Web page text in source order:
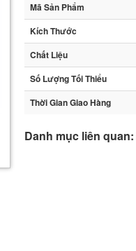
Mã Sản Phẩm
Kích Thước
Chất Liệu
Số Lượng Tối Thiểu
Thời Gian Giao Hàng
Danh mục liên quan: